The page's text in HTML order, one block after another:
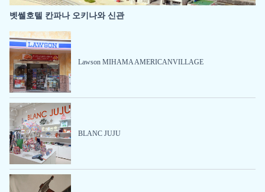
벳쎌호텔 칸파나 오키나와 신관
Lawson MIHAMA AMERICANVILLAGE
BLANC JUJU